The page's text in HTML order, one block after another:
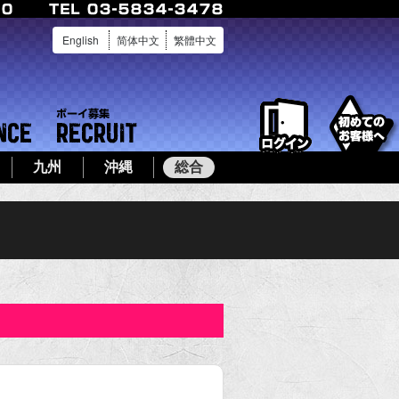
English 简体中文 繁體中文
九州 沖縄 総合
店舗案内
ログイン